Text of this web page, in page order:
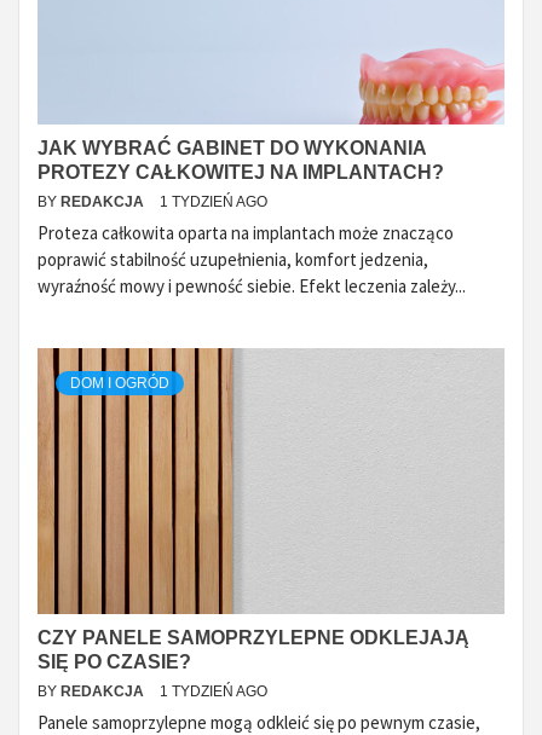
JAK WYBRAĆ GABINET DO WYKONANIA
PROTEZY CAŁKOWITEJ NA IMPLANTACH?
BY REDAKCJA 1 TYDZIEŃ AGO
Proteza całkowita oparta na implantach może znacząco
poprawić stabilność uzupełnienia, komfort jedzenia,
wyraźność mowy i pewność siebie. Efekt leczenia zależy...
DOM I OGRÓD
CZY PANELE SAMOPRZYLEPNE ODKLEJAJĄ
SIĘ PO CZASIE?
BY REDAKCJA 1 TYDZIEŃ AGO
Panele samoprzylepne mogą odkleić się po pewnym czasie,